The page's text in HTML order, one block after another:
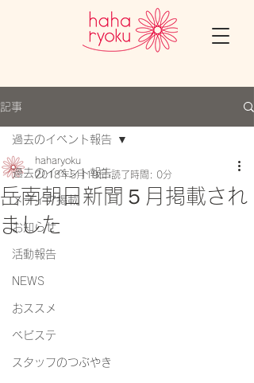
記事
過去のイベント報告
メディア掲載
お知らせ
活動報告
NEWS
おススメ
ベビステ
スタッフのつぶやき
過去のイベント報告
岳南朝日新聞５月掲載され
ました
haharyoku
2018年5月19日 読了時間: 0分